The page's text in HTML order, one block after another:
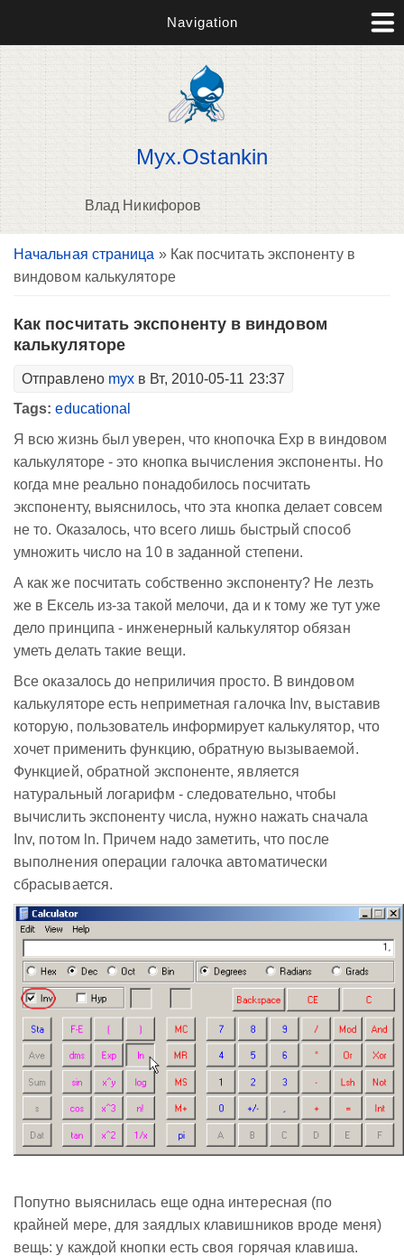
Navigation
Myx.Ostankin
Влад Никифоров
Вы здесь
Начальная страница » Как посчитать экспоненту в
виндовом калькуляторе
Как посчитать экспоненту в виндовом
калькуляторе
Отправлено myx в Вт, 2010-05-11 23:37
Tags:educational
Я всю жизнь был уверен, что кнопочка Exp в виндовом
калькуляторе - это кнопка вычисления экспоненты. Но
когда мне реально понадобилось посчитать
экспоненту, выяснилось, что эта кнопка делает совсем
не то. Оказалось, что всего лишь быстрый способ
умножить число на 10 в заданной степени.
А как же посчитать собственно экспоненту? Не лезть
же в Ексель из-за такой мелочи, да и к тому же тут уже
дело принципа - инженерный калькулятор обязан
уметь делать такие вещи.
Все оказалось до неприличия просто. В виндовом
калькуляторе есть неприметная галочка Inv, выставив
которую, пользователь информирует калькулятор, что
хочет применить функцию, обратную вызываемой.
Функцией, обратной экспоненте, является
натуральный логарифм - следовательно, чтобы
вычислить экспоненту числа, нужно нажать сначала
Inv, потом ln. Причем надо заметить, что после
выполнения операции галочка автоматически
сбрасывается.
Попутно выяснилась еще одна интересная (по
крайней мере, для заядлых клавишников вроде меня)
вещь: у каждой кнопки есть своя горячая клавиша.